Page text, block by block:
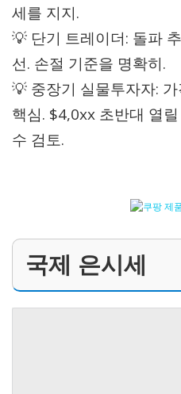
세를 지지.
💡 단기 트레이더: 돌파
선. 손절 기준을 명확히.
💡 중장기 실물투자자:
핵심. $4,0xx 초반대 열
수 검토.
국제 은시세